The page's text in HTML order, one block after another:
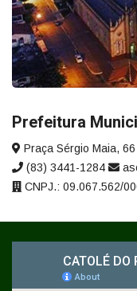
Prefeitura
Praça Sérgio Maia,
(83) 3441-1284
CNPJ.: 09.067.562/